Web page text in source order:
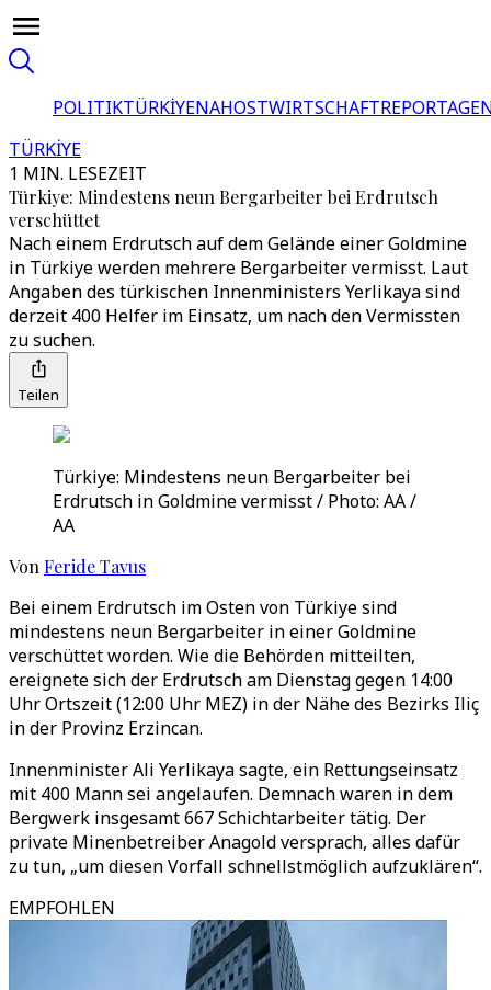
POLITIKTÜRKİYENAHOSTWIRTSCHAFT
TÜRKİYE
1 MIN. LESEZEIT
Türkiye: Mindestens neun Bergarbeiter bei Erdrutsch
verschüttet
Nach einem Erdrutsch auf dem Gelände einer Goldmine
in Türkiye werden mehrere Bergarbeiter vermisst. Laut
Angaben des türkischen Innenministers Yerlikaya sind
derzeit 400 Helfer im Einsatz, um nach den Vermissten
zu suchen.
Teilen
Türkiye: Mindestens neun Bergarbeiter bei
Erdrutsch in Goldmine vermisst / Photo: AA /
AA
Von Feride Tavus
Bei einem Erdrutsch im Osten von Türkiye sind
mindestens neun Bergarbeiter in einer Goldmine
verschüttet worden. Wie die Behörden mitteilten,
ereignete sich der Erdrutsch am Dienstag gegen 14:00
Uhr Ortszeit (12:00 Uhr MEZ) in der Nähe des Bezirks Iliç
in der Provinz Erzincan.
Innenminister Ali Yerlikaya sagte, ein Rettungseinsatz
mit 400 Mann sei angelaufen. Demnach waren in dem
Bergwerk insgesamt 667 Schichtarbeiter tätig. Der
private Minenbetreiber Anagold versprach, alles dafür
zu tun, „um diesen Vorfall schnellstmöglich aufzuklären“.
EMPFOHLEN